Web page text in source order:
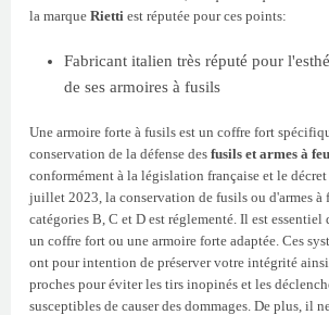
la marque Rietti est réputée pour ces points:
Fabricant italien très réputé pour
de ses armoires à fusils
Une armoire forte à fusils est un coffre fort
conservation de la défense des fusils et armes à feu
conformément à la législation française et le
juillet 2023, la conservation de fusils ou d'armes à
catégories B, C et D est réglementé. Il est essentiel
un coffre fort ou une armoire forte adaptée. Ces
ont pour intention de préserver votre intégrité
proches pour éviter les tirs inopinés et les
susceptibles de causer des dommages. De plus, il